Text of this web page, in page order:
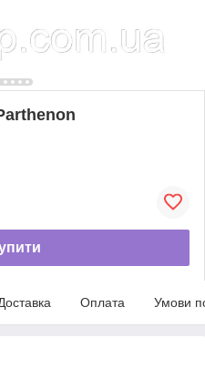
Оплата Умови